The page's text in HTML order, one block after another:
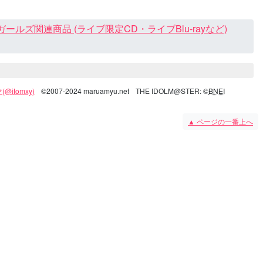
ルズ関連商品 (ライブ限定CD・ライブBlu-rayなど)
(@itomxy) ©2007-2024 maruamyu.net THE IDOLM@STER: ©BNEI
▲ ページの一番上へ